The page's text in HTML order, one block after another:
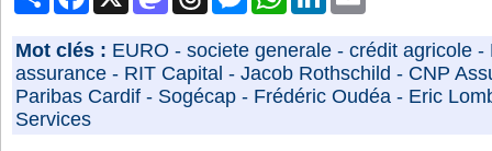
Mot clés : EURO - societe generale - crédit agricole -
assurance - RIT Capital - Jacob Rothschild - CNP
Paribas Cardif - Sogécap - Frédéric Oudéa - Eric
Services